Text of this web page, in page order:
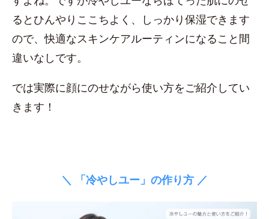
るとひんやりここちよく、しっかり保湿できます
ので、快適なスキンケアルーティンになること間
違いなしです。
では実際に顔にのせながら使い方をご紹介してい
きます！
＼ 「冷やしユー」の作り方 ／